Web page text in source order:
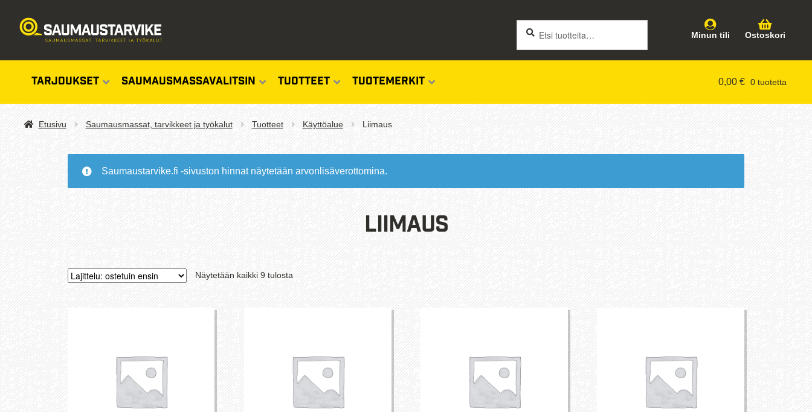
navigointiin
sisältöön
Minun tili Ostoskori
Etsi:
Haku
TARJOUKSET SAUMAUSMASSAVALITSIN TUOTTEET TUOTEMERKIT 0,00 € 0 tuotetta
Etusivu Saumausmassat, tarvikkeet ja työkalut Tuotteet Käyttöalue Liimaus
Saumaustarvike.fi -sivuston hinnat näytetään arvonlisäverottomina.
Liimaus
Näytetään kaikki 9 tulosta